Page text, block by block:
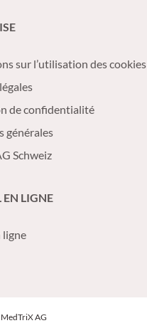
sur l’utilisation des cookies
de confidentialité
générales
Schweiz
LIGNE
ligne
AG